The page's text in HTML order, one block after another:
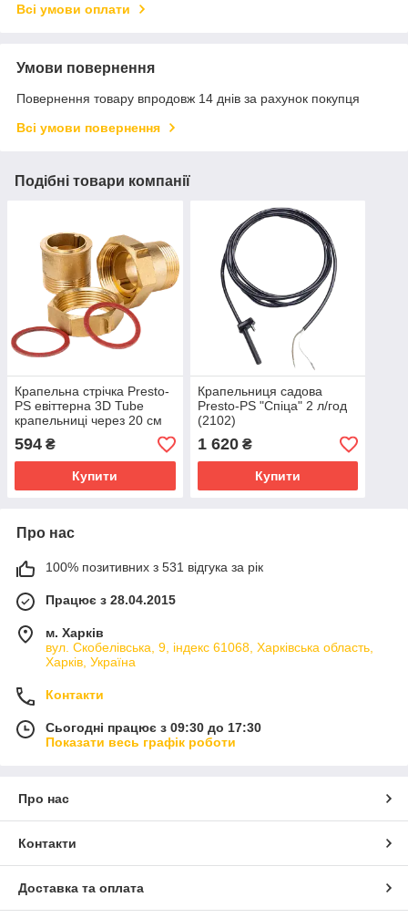
Всі умови оплати
Умови повернення
Повернення товару впродовж 14 днів за рахунок покупця
Всі умови повернення
Подібні товари компанії
Крапельна стрічка Presto-
PS евіттерна 3D Tube
крапельниці через 20 см
витрата 2.7 л/год, довжина
500 м (3D-20-500)
594 ₴
Купити
Крапельниця садова
Presto-PS "Спіца" 2 л/год
(2102)
1 620₴
Купити
Про нас
100% позитивних з 531 відгука за рік
Працює з 28.04.2015
м. Харків
вул. Скобелівська, 9, індекс 61068, Харківська область,
Харків, Україна
Контакти
Сьогодні працює з 09:30 до 17:30
Показати весь графік роботи
Про нас
Контакти
Доставка та оплата